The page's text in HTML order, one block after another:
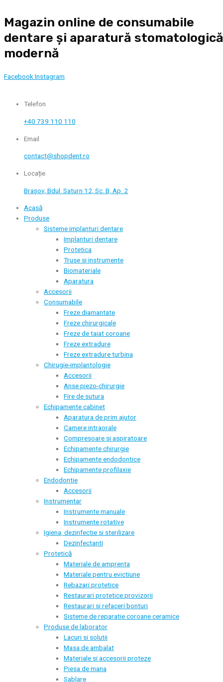
to
content
Magazin online de consumabile
dentare și aparatură stomatologică
modernă
FacebookInstagram
Telefon
+40 739 110 110
Email
contact@shopdent.ro
Locație
Brașov, Bdul. Saturn 12, Sc. B, Ap. 2
Acasă
Produse
Sisteme implanturi dentare
Implanturi dentare
Protetica
Truse si instrumente
Biomateriale
Aparatura
Accesorii
Consumabile
Freze diamantate
Freze chirurgicale
Freze de taiat coroane
Freze extradure
Freze extradure turbina
Chirugie-implantologie
Accesorii
Anse piezo-chirurgie
Fire de sutura
Echipamente cabinet
Aparatura de prim ajutor
Camere intraorale
Compresoare si aspiratoare
Echipamente chirurgie
Echipamente endodontice
Echipamente profilaxie
Endodontie
Accesorii
Instrumentar
Instrumente manuale
Instrumente rotative
Igiena, dezinfectie si sterilizare
Dezinfectanti
Protetică
Materiale de amprenta
Materiale pentru evictiune
Rebazari protetice
Restaurari protetice provizorii
Restaurari si refaceri bonturi
Sisteme de reparatie coroane ceramice
Produse de laborator
Lacuri si solutii
Masa de ambalat
Materiale si accesorii proteze
Piesa de mana
Sablare